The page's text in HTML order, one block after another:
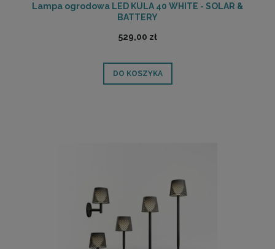
Lampa ogrodowa LED KULA 40 WHITE - SOLAR &
BATTERY
529,00 zł
DO KOSZYKA